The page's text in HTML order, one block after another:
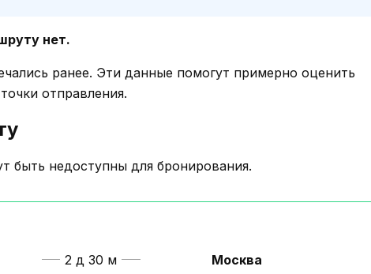
нет.
ранее. Эти данные помогут примерно оценить
отправления.
быть недоступны для бронирования.
2 д 30 м
Москва